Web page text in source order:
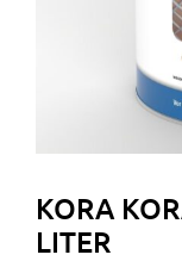
KORA
LITER